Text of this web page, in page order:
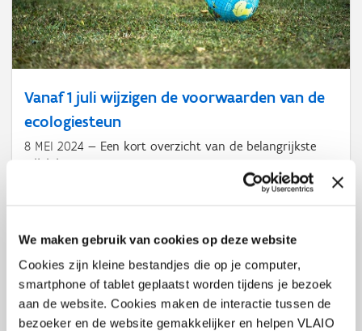
We maken gebruik van cookies op deze website
Cookies zijn kleine bestandjes die op je computer,
smartphone of tablet geplaatst worden tijdens je bezoek
aan de website. Cookies maken de interactie tussen de
bezoeker en de website gemakkelijker en helpen VLAIO
Vanaf 1 juli wijzigen de voorwaarden van de
ecologiesteun
8 MEI 2024
Een kort overzicht van de belangrijkste
wijzigingen.